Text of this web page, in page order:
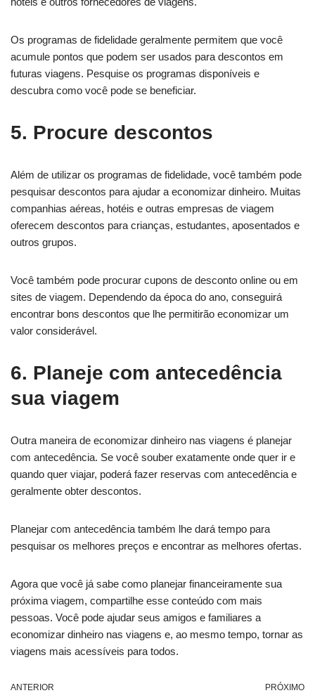
Os programas de fidelidade geralmente permitem que você
acumule pontos que podem ser usados ​​para descontos em
futuras viagens. Pesquise os programas disponíveis e
descubra como você pode se beneficiar.
5. Procure descontos
Além de utilizar os programas de fidelidade, você também pode
pesquisar descontos para ajudar a economizar dinheiro. Muitas
companhias aéreas, hotéis e outras empresas de viagem
oferecem descontos para crianças, estudantes, aposentados e
outros grupos.
Você também pode procurar cupons de desconto online ou em
sites de viagem. Dependendo da época do ano, conseguirá
encontrar bons descontos que lhe permitirão economizar um
valor considerável.
6. Planeje com antecedência
sua viagem
Outra maneira de economizar dinheiro nas viagens é planejar
com antecedência. Se você souber exatamente onde quer ir e
quando quer viajar, poderá fazer reservas com antecedência e
geralmente obter descontos.
Planejar com antecedência também lhe dará tempo para
pesquisar os melhores preços e encontrar as melhores ofertas.
Agora que você já sabe como planejar financeiramente sua
próxima viagem, compartilhe esse conteúdo com mais
pessoas. Você pode ajudar seus amigos e familiares a
economizar dinheiro nas viagens e, ao mesmo tempo, tornar as
viagens mais acessíveis para todos.
ANTERIOR PRÓXIMO